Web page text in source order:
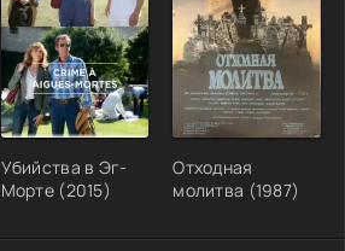
Убийства в Эг-
Морте (2015)
Отходная
молитва (1987)